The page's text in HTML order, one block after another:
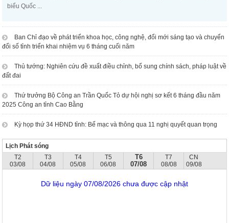
biểu Quốc ...
Ban Chỉ đạo về phát triển khoa học, công nghệ, đổi mới sáng tạo và chuyển
đổi số tỉnh triển khai nhiệm vụ 6 tháng cuối năm
Thủ tướng: Nghiên cứu đề xuất điều chỉnh, bổ sung chính sách, pháp luật về
đất đai
Thứ trưởng Bộ Công an Trần Quốc Tỏ dự hội nghị sơ kết 6 tháng đầu năm
2025 Công an tỉnh Cao Bằng
Kỳ họp thứ 34 HĐND tỉnh: Bế mạc và thông qua 11 nghị quyết quan trọng
Lịch Phát sóng
T2
03/08
T3
04/08
T4
05/08
T5
06/08
T6
07/08
T7
08/08
CN
09/08
Dữ liệu ngày 07/08/2026 chưa được cập nhật